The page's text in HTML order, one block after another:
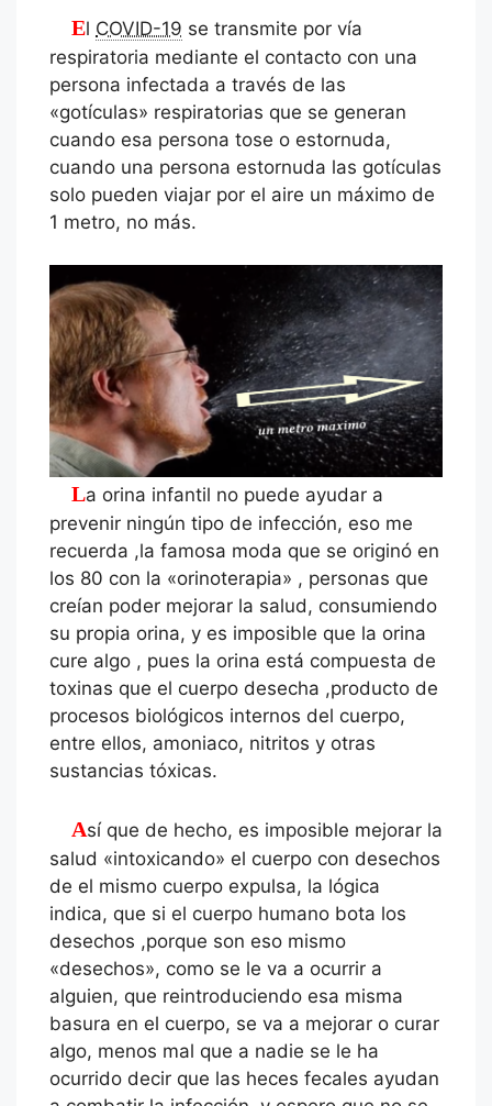
El COVID-19 se transmite por vía
respiratoria mediante el contacto con una
persona infectada a través de las
«gotículas» respiratorias que se generan
cuando esa persona tose o estornuda,
cuando una persona estornuda las gotículas
solo pueden viajar por el aire un máximo de
1 metro, no más.
La orina infantil no puede ayudar a
prevenir ningún tipo de infección, eso me
recuerda ,la famosa moda que se originó en
los 80 con la «orinoterapia» , personas que
creían poder mejorar la salud, consumiendo
su propia orina, y es imposible que la orina
cure algo , pues la orina está compuesta de
toxinas que el cuerpo desecha ,producto de
procesos biológicos internos del cuerpo,
entre ellos, amoniaco, nitritos y otras
sustancias tóxicas.
Así que de hecho, es imposible mejorar la
salud «intoxicando» el cuerpo con desechos
de el mismo cuerpo expulsa, la lógica
indica, que si el cuerpo humano bota los
desechos ,porque son eso mismo
«desechos», como se le va a ocurrir a
alguien, que reintroduciendo esa misma
basura en el cuerpo, se va a mejorar o curar
algo, menos mal que a nadie se le ha
ocurrido decir que las heces fecales ayudan